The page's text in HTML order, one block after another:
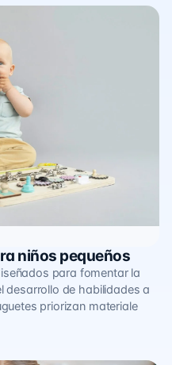
niños pequeños
para fomentar la
desarrollo de habilidades a
priorizan materiale